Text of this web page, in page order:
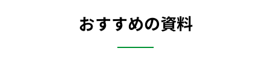
おすすめの資料